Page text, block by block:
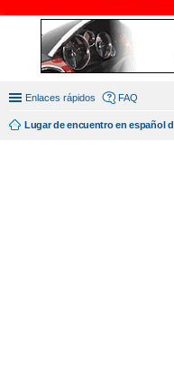
Enlaces rápidos FAQ
Lugar de encuentro en español